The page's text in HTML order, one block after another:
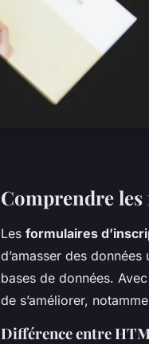
Comprendre
Les formulaires
d’amasser des
bases de données.
de s’améliorer,
Différence entre